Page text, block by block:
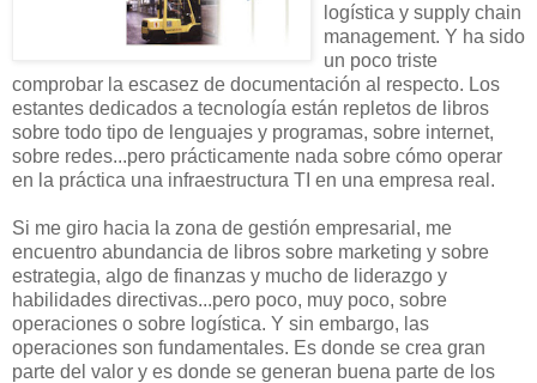
logística y supply chain
management. Y ha sido
un poco triste
comprobar la escasez de documentación al respecto. Los
estantes dedicados a tecnología están repletos de libros
sobre todo tipo de lenguajes y programas, sobre internet,
sobre redes...pero prácticamente nada sobre cómo operar
en la práctica una infraestructura TI en una empresa real.
Si me giro hacia la zona de gestión empresarial, me
encuentro abundancia de libros sobre marketing y sobre
estrategia, algo de finanzas y mucho de liderazgo y
habilidades directivas...pero poco, muy poco, sobre
operaciones o sobre logística. Y sin embargo, las
operaciones son fundamentales. Es donde se crea gran
parte del valor y es donde se generan buena parte de los